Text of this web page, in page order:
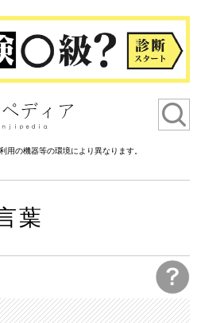
の機器等の環境により異なります。
葉